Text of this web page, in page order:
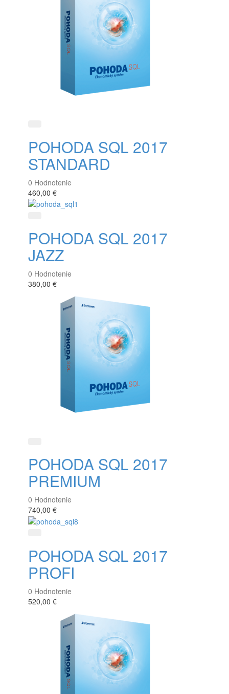
POHODA SQL 2017
STANDARD
0 Hodnotenie
460,00 €
POHODA SQL 2017
JAZZ
0 Hodnotenie
380,00 €
POHODA SQL 2017
PREMIUM
0 Hodnotenie
740,00 €
POHODA SQL 2017
PROFI
0 Hodnotenie
520,00 €